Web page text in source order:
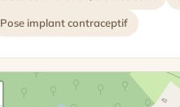
Pose implant contraceptif